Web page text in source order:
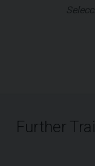
Further